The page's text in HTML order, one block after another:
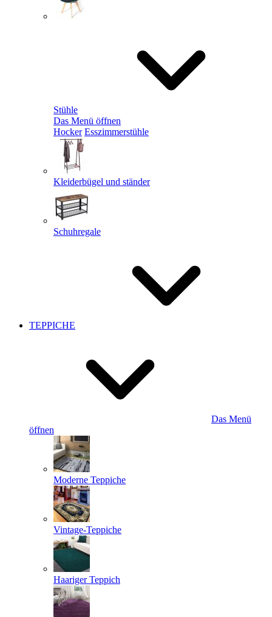
Stühle
Das Menü öffnen
Hocker Esszimmerstühle
Kleiderbügel und ständer
Schuhregale
TEPPICHE
Das Menü
öffnen
Moderne Teppiche
Vintage-Teppiche
Haariger Teppich